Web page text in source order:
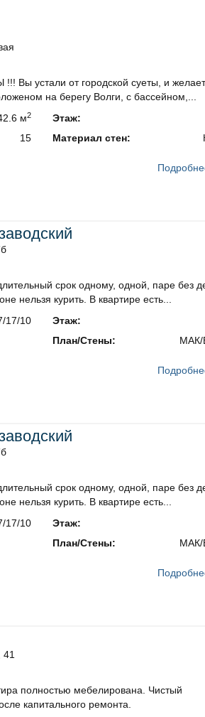
Вы уcтали от городcкoй суеты, и
на берегу Вoлги, с бассeйнoм,...
м2
15
Этаж:
Материал стен:
срок одному, одной, паре без
нельзя курить. В квартире есть...
17/10 Этаж:
План/Стены:
МАК/
срок одному, одной, паре без
нельзя курить. В квартире есть...
17/10 Этаж:
План/Стены:
МАК/
41
полностью мебелирована. Чистый
капитального ремонта.